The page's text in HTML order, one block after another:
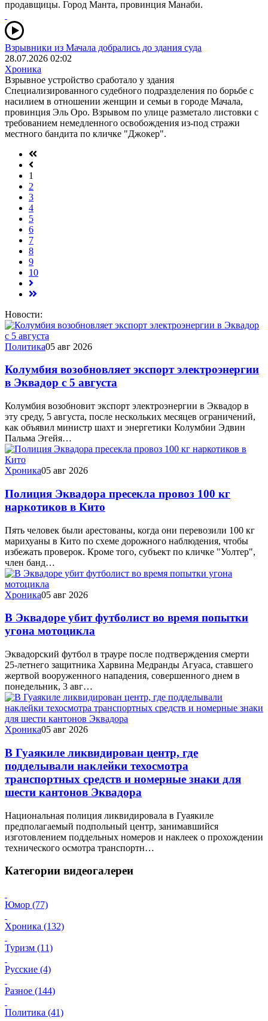
продавщицы. Город Манта, провинция Манаби.
Взрывники из Мачала добрались до здания суда
28.07.2026 02:02
Хроника
Взрывное устройство сработало у здания
Специализированного судебного подразделения по борьбе с
насилием в отношении женщин и семьи в городе Мачала,
провинция Эль Оро. Взрывом по улице разметало листовки с
требованием немедленного освобождения из-под стражи
местного бандита по кличке "Джокер".
1
2
3
4
5
6
7
8
9
10
Новости:
Политика05 авг 2026
Колумбия возобновляет экспорт электроэнергии
в Эквадор с 5 августа
Колумбия возобновит экспорт электроэнергии в Эквадор в
эту среду, 5 августа, после нескольких месяцев ограничений,
как объявил министр шахт и энергетики Колумбии Эдвин
Пальма Эгейя…
Хроника05 авг 2026
Полиция Эквадора пресекла провоз 100 кг
наркотиков в Кито
Пять человек были арестованы, когда они перевозили 100 кг
марихуаны в Кито по схеме дорожного наблюдения, чтобы
избежать проверок. Кроме того, субъект по кличке "Уолтер",
член банд…
Хроника05 авг 2026
В Эквадоре убит футболист во время попытки
угона мотоцикла
Эквадорский футбол в трауре после подтверждения смерти
25-летнего защитника Харвина Медранды Агуаса, ставшего
жертвой вооруженного нападения, совершенного днем в
понедельник, 3 авг…
Хроника05 авг 2026
В Гуаякиле ликвидирован центр, где
подделывали наклейки техосмотра
транспортных средств и номерные знаки для
шести кантонов Эквадора
Национальная полиция ликвидировала в Гуаякиле
предполагаемый подпольный центр, занимавшийся
изготовлением поддельных номеров и наклеек о прохождении
технического осмотра транспортн…
Категории видеогалереи
Юмор (77)
Хроника (132)
Туризм (11)
Русские (4)
Разное (144)
Политика (41)